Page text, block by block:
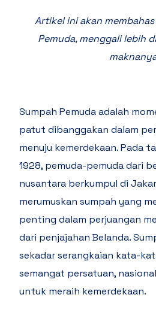
Artikel ini akan
Pemuda, menggali lebih
Sumpah Pemuda adalah
patut dibanggakan dalam
menuju kemerdekaan. Pada
1928, pemuda-pemuda dari
nusantara berkumpul di
merumuskan sumpah yang
penting dalam perjuangan
dari penjajahan Belanda.
sekadar serangkaian kata-
semangat persatuan,
untuk meraih kemerdekaan.